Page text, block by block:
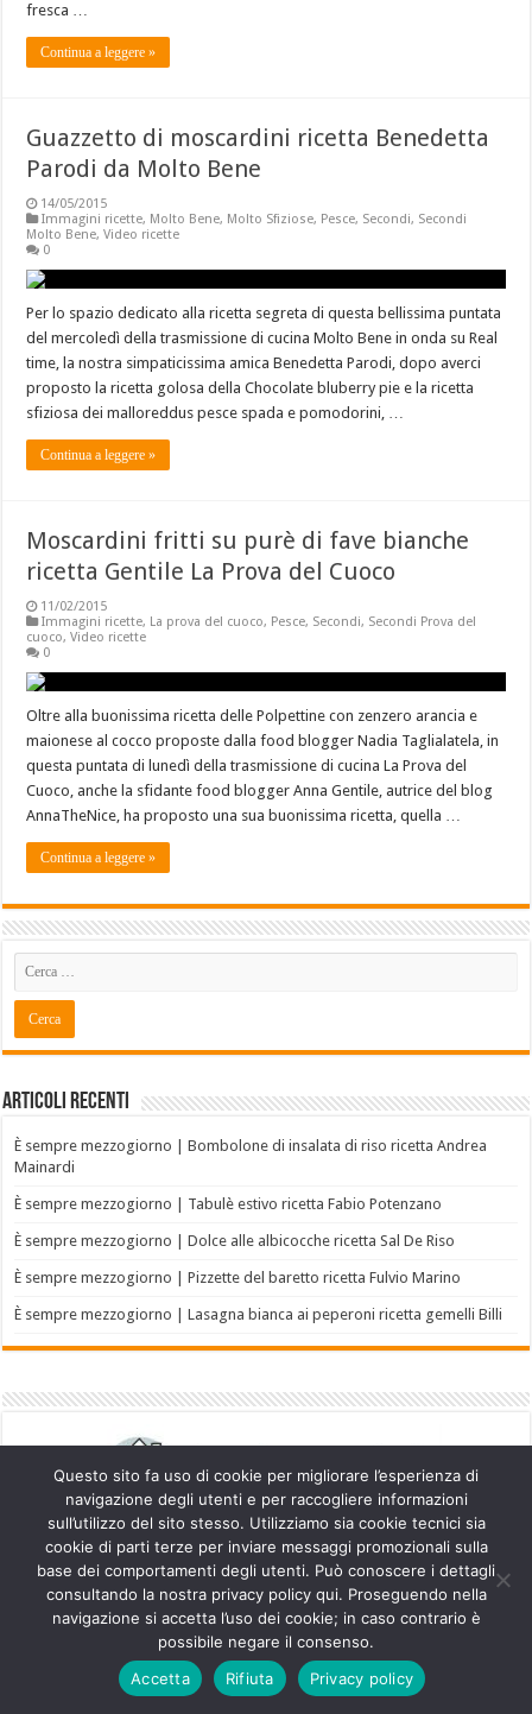
fresca …
Continua a leggere »
Guazzetto di moscardini ricetta Benedetta
Parodi da Molto Bene
14/05/2015
Immagini ricette, Molto Bene, Molto Sfiziose, Pesce, Secondi, Secondi
Molto Bene,Video ricette
0
Per lo spazio dedicato alla ricetta segreta di questa bellissima puntata
del mercoledì della trasmissione di cucina Molto Bene in onda su Real
time, la nostra simpaticissima amica Benedetta Parodi, dopo averci
proposto la ricetta golosa della Chocolate bluberry pie e la ricetta
sfiziosa dei malloreddus pesce spada e pomodorini, …
Continua a leggere »
Moscardini fritti su purè di fave bianche
ricetta Gentile La Prova del Cuoco
11/02/2015
Immagini ricette, La prova del cuoco, Pesce, Secondi, Secondi Prova del
cuoco,Video ricette
0
Oltre alla buonissima ricetta delle Polpettine con zenzero arancia e
maionese al cocco proposte dalla food blogger Nadia Taglialatela, in
questa puntata di lunedì della trasmissione di cucina La Prova del
Cuoco, anche la sfidante food blogger Anna Gentile, autrice del blog
AnnaTheNice, ha proposto una sua buonissima ricetta, quella …
Continua a leggere »
Articoli recenti
È sempre mezzogiorno | Bombolone di insalata di riso ricetta Andrea
Mainardi
È sempre mezzogiorno | Tabulè estivo ricetta Fabio Potenzano
È sempre mezzogiorno | Dolce alle albicocche ricetta Sal De Riso
È sempre mezzogiorno | Pizzette del baretto ricetta Fulvio Marino
È sempre mezzogiorno | Lasagna bianca ai peperoni ricetta gemelli Billi
Powered byWordPress| Designed byTieLabs
© Copyright 2026, All Rights Reserved.
Questo sito fa uso di cookie per migliorare l’esperienza di
navigazione degli utenti e per raccogliere informazioni
sull’utilizzo del sito stesso. Utilizziamo sia cookie tecnici sia
cookie di parti terze per inviare messaggi promozionali sulla
base dei comportamenti degli utenti. Può conoscere i dettagli
consultando la nostra privacy policy qui. Proseguendo nella
navigazione si accetta l’uso dei cookie; in caso contrario è
possibile negare il consenso.
Accetta
Rifiuta Privacy policy